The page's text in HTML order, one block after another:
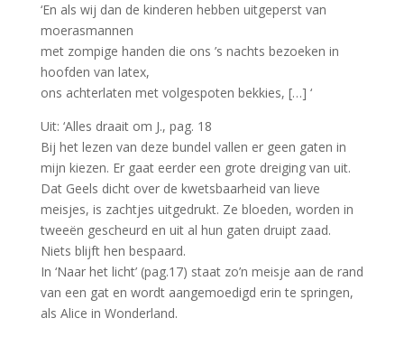
‘En als wij dan de kinderen hebben uitgeperst van
moerasmannen
met zompige handen die ons ’s nachts bezoeken in
hoofden van latex,
ons achterlaten met volgespoten bekkies, […] ‘
Uit: ‘Alles draait om J., pag. 18
Bij het lezen van deze bundel vallen er geen gaten in
mijn kiezen. Er gaat eerder een grote dreiging van uit.
Dat Geels dicht over de kwetsbaarheid van lieve
meisjes, is zachtjes uitgedrukt. Ze bloeden, worden in
tweeën gescheurd en uit al hun gaten druipt zaad.
Niets blijft hen bespaard.
In ‘Naar het licht’ (pag.17) staat zo’n meisje aan de rand
van een gat en wordt aangemoedigd erin te springen,
als Alice in Wonderland.